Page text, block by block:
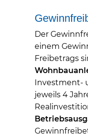
Der
einem
Freibetrags
Investment-
jeweils 4